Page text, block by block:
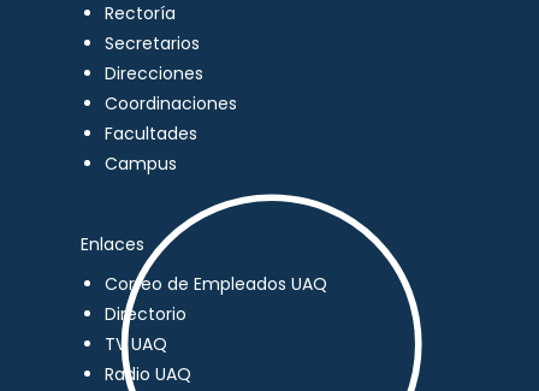
Rectoría
Secretarios
Direcciones
Coordinaciones
Facultades
Campus
Enlaces
Correo de Empleados UAQ
Directorio
TV UAQ
Radio UAQ